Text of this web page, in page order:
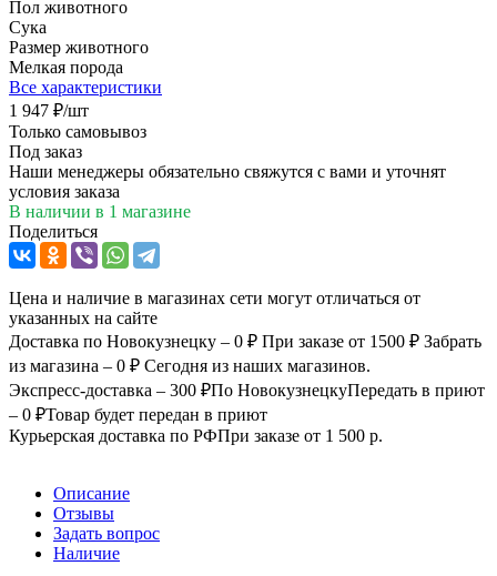
Пол животного
Сука
Размер животного
Мелкая порода
Все характеристики
1 947 ₽/шт
Только самовывоз
Под заказ
Наши менеджеры обязательно свяжутся с вами и уточнят
условия заказа
В наличии в 1 магазине
Поделиться
Цена и наличие в магазинах сети могут отличаться от
указанных на сайте
Доставка по Новокузнецку – 0 ₽ При заказе от 1500 ₽ Забрать
из магазина – 0 ₽ Сегодня из наших магазинов.
Экспресс-доставка – 300 ₽По НовокузнецкуПередать в приют
– 0 ₽Товар будет передан в приют
Курьерская доставка по РФПри заказе от 1 500 р.
Описание
Отзывы
Задать вопрос
Наличие